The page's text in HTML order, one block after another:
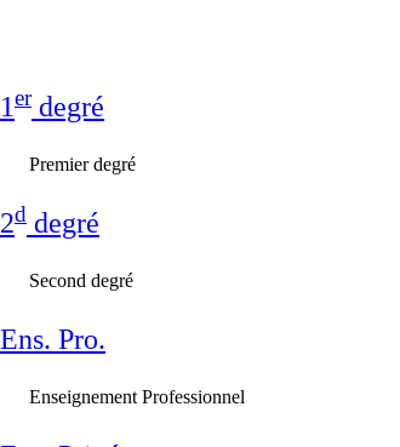
1erdegré
Premier degré
2d degré
Second degré
Ens. Pro.
Enseignement Professionnel